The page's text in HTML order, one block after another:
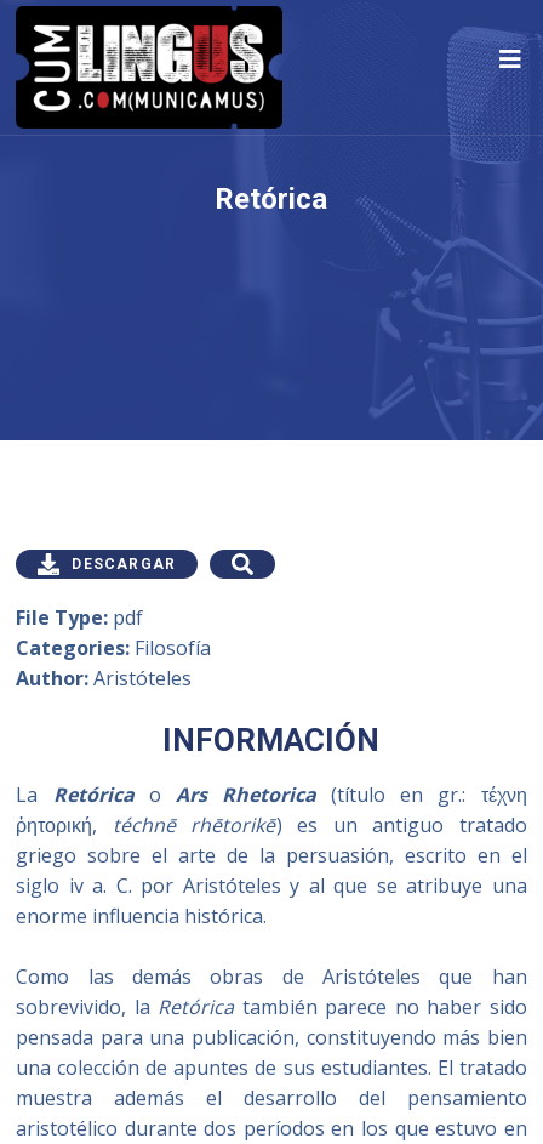
Retórica
INFORMACIÓN
La Retóricao Ars Rhetorica (título en gr.: τέχνη
ῥητορική, téchnē rhētorikē) es un antiguo tratado
griego sobre el arte de la persuasión, escrito en el
siglo iv a. C. por Aristóteles y al que se atribuye una
enorme influencia histórica.
Como las demás obras de Aristóteles que han
sobrevivido, la Retórica también parece no haber sido
pensada para una publicación, constituyendo más bien
una colección de apuntes de sus estudiantes. El tratado
muestra además el desarrollo del pensamiento
aristotélico durante dos períodos en los que estuvo en
DESCARGAR
File Type: pdf
Categories: Filosofía
Author:Aristóteles